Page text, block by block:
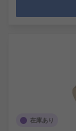
在庫あり